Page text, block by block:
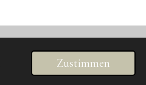
Zustimmen